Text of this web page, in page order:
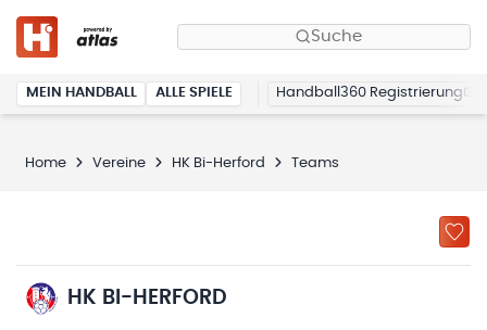
Suche
MEIN HANDBALL ALLE SPIELE Handball360 Registrierung
Home Vereine HK Bi-Herford Teams
HK BI-HERFORD